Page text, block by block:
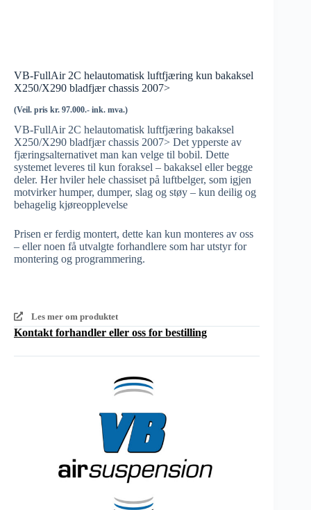
VB-FullAir 2C helautomatisk luftfjæring kun bakaksel
X250/X290 bladfjær chassis 2007>
(Veil. pris kr. 97.000.- ink. mva.)
VB-FullAir 2C helautomatisk luftfjæring bakaksel
X250/X290 bladfjær chassis 2007> Det ypperste av
fjæringsalternativet man kan velge til bobil. Dette
systemet leveres til kun foraksel – bakaksel eller begge
deler. Her hviler hele chassiset på luftbelger, som igjen
motvirker humper, dumper, slag og støy – kun deilig og
behagelig kjøreopplevelse
Prisen er ferdig montert, dette kan kun monteres av oss
– eller noen få utvalgte forhandlere som har utstyr for
montering og programmering.
Les mer om produktet
Kontakt forhandler eller oss for bestilling